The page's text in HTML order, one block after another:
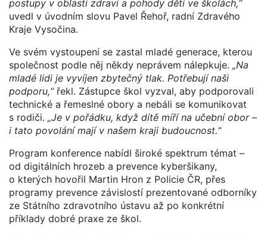
postupy v oblasti zdraví a pohody dětí ve školách,“
uvedl v úvodním slovu Pavel Řehoř, radní Zdravého
Kraje Vysočina.
Ve svém vystoupení se zastal mladé generace, kterou
společnost podle něj někdy neprávem nálepkuje. „Na
mladé lidi je vyvíjen zbytečný tlak. Potřebují naši
podporu,“řekl. Zástupce škol vyzval, aby podporovali
technické a řemeslné obory a nebáli se komunikovat
s rodiči. „Je v pořádku, když dítě míří na učební obor –
i tato povolání mají v našem kraji budoucnost.“
Program konference nabídl široké spektrum témat –
od digitálních hrozeb a prevence kyberšikany,
o kterých hovořil Martin Hron z Policie ČR, přes
programy prevence závislostí prezentované odborníky
ze Státního zdravotního ústavu až po konkrétní
příklady dobré praxe ze škol.